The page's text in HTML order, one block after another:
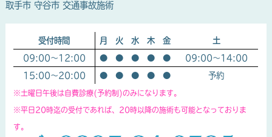
取手市 守谷市 交通事故施術
受付時間 月 火 水 木 金 土
09:00～12:00 ● ● ● ● ● 09:00～14:00
15:00～20:00 ● ● ● ● ● 予約
※土曜日午後は自費診療(予約制)のみになります。
※平日20時迄の受付であれば、20時以降の施術も可能となっておりま
す。